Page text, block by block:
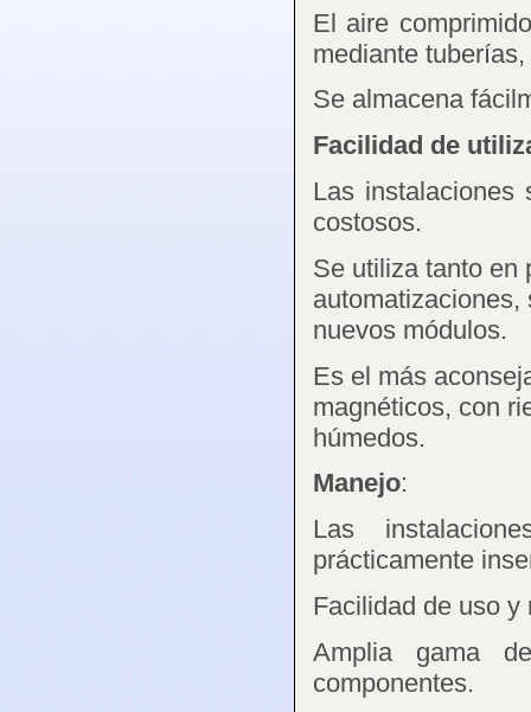
El aire
mediante
Se almacena
Facilidad de
Las instalaciones
costosos.
Se utiliza tanto en
nuevos módulos.
Es el más
magnéticos, con
húmedos.
Manejo:
Las
prácticamente
Facilidad de uso y
Amplia gama
componentes.